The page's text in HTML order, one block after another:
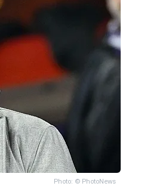
Photo: © PhotoNews